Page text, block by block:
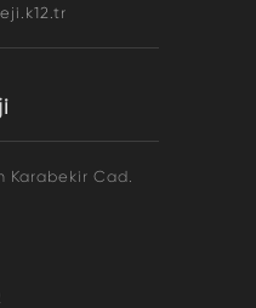
Karabekir Cad.